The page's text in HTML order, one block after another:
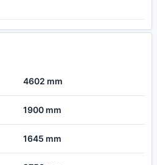
4602 mm
1900 mm
1645 mm